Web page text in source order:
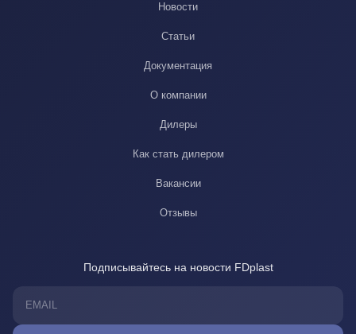
Новости
Статьи
Документация
О компании
Дилеры
Как стать дилером
Вакансии
Отзывы
Подписывайтесь на новости FDplast